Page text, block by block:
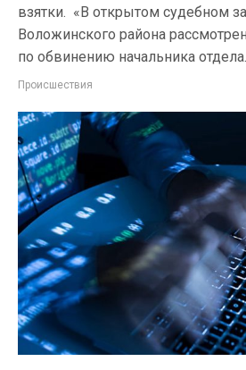
взятки. «В открытом судебном
Воложинского района
по обвинению начальника
Происшествия